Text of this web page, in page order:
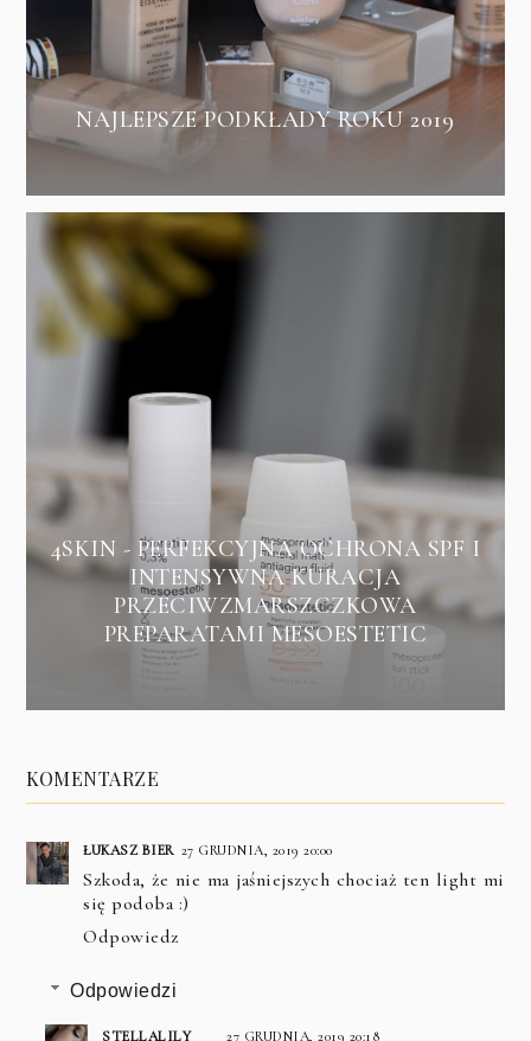
NAJLEPSZE PODKŁADY ROKU 2019
4SKIN - PERFEKCYJNA OCHRONA SPF I
INTENSYWNA KURACJA
PRZECIWZMARSZCZKOWA
PREPARATAMI MESOESTETIC
KOMENTARZE
ŁUKASZ BIER 27 GRUDNIA, 2019 20:00
Szkoda, że nie ma jaśniejszych chociaż ten light mi
się podoba :)
Odpowiedz
Odpowiedzi
STELLALILY 27 GRUDNIA, 2019 20:18